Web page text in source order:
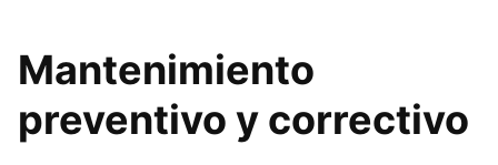
Mantenimiento
preventivo y correctivo